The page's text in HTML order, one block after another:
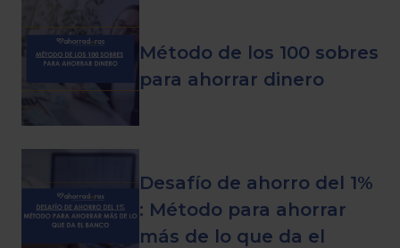
Método de los 100 sobres
para ahorrar dinero
Desafío de ahorro del 1%
: Método para ahorrar
más de lo que da el